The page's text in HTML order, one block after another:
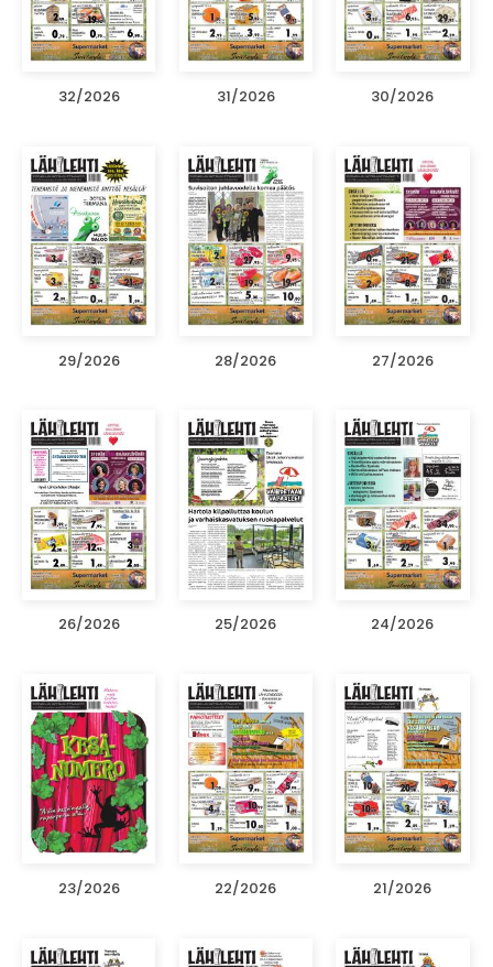
32/2026 31/2026 30/2026
29/2026 28/2026 27/2026
26/2026 25/2026 24/2026
23/2026 22/2026 21/2026